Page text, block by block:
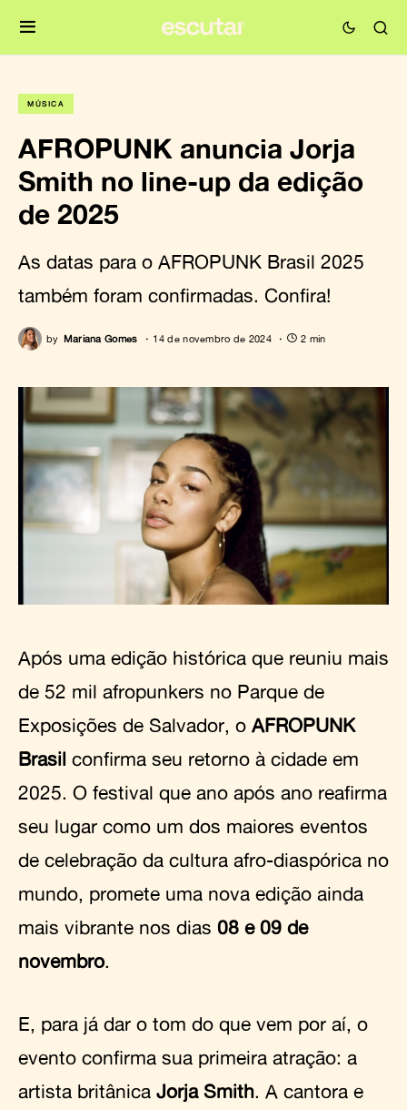
MÚSICA
AFROPUNK anuncia Jorja
Smith no line-up da edição
de 2025
As datas para o AFROPUNK Brasil 2025
também foram confirmadas. Confira!
by Mariana Gomes 14 de novembro de 2024 2 min
Após uma edição histórica que reuniu mais
de 52 mil afropunkers no Parque de
Exposições de Salvador, o AFROPUNK
Brasil confirma seu retorno à cidade em
2025. O festival que ano após ano reafirma
seu lugar como um dos maiores eventos
de celebração da cultura afro-diaspórica no
mundo, promete uma nova edição ainda
mais vibrante nos dias 08 e 09 de
novembro.
E, para já dar o tom do que vem por aí, o
evento confirma sua primeira atração: a
artista britânica Jorja Smith. A cantora e